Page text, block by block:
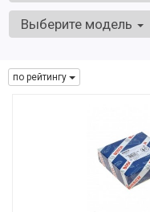
Выберите модель
по рейтингу